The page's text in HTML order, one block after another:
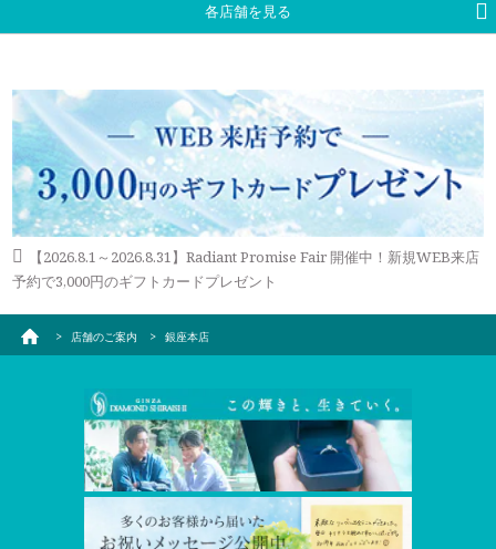
各店舗を見る
【2026.8.1～2026.8.31】Radiant Promise Fair 開催中！新規WEB来店
予約で3,000円のギフトカードプレゼント
店舗のご案内 銀座本店